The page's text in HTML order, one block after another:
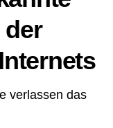
der
verlassen das